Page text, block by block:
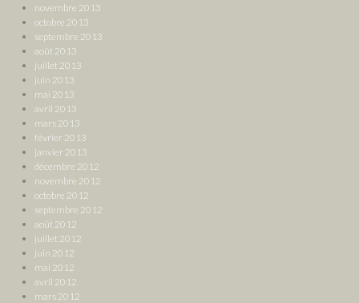
novembre 2013
octobre 2013
septembre 2013
août 2013
juillet 2013
juin 2013
mai 2013
avril 2013
mars 2013
février 2013
janvier 2013
décembre 2012
novembre 2012
octobre 2012
septembre 2012
août 2012
juillet 2012
juin 2012
mai 2012
avril 2012
mars 2012